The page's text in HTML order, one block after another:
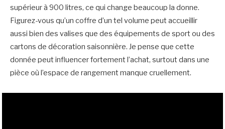
supérieur à 900 litres, ce qui change beaucoup la donne.
Figurez-vous qu’un coffre d’un tel volume peut accueillir
aussi bien des valises que des équipements de sport ou des
cartons de décoration saisonnière. Je pense que cette
donnée peut influencer fortement l’achat, surtout dans une
pièce où l’espace de rangement manque cruellement.